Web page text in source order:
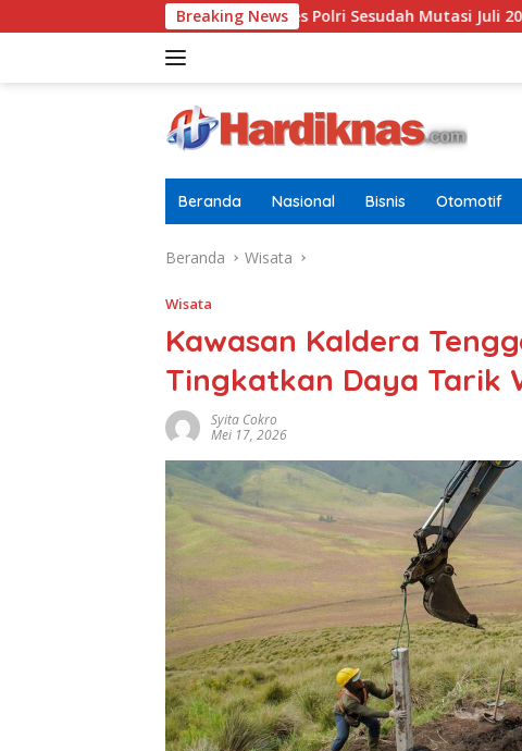
ke
Breaking News
Terbaru Di Pusdokkes Polri Sesudah Mutasi Juli 2026 AS-
Beranda Nasional Bisnis Otomotif
Beranda Wisata
Wisata
Kawasan Kaldera
Tingkatkan Daya Tarik
Syita Cokro
Mei 17, 2026